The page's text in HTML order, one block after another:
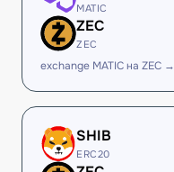
MATIC
ZEC
ZEC
exchange MATIC на ZEC →
SHIB
ERC20